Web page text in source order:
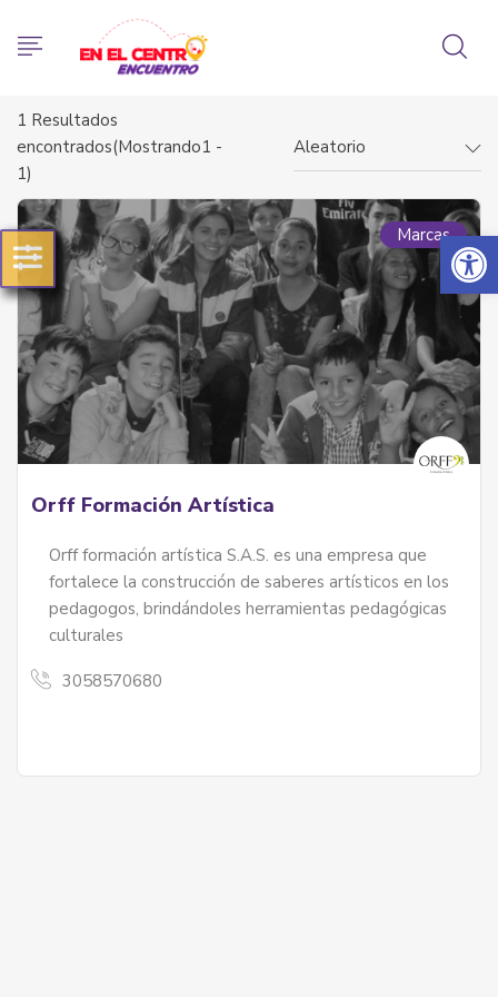
Abrir
1 Resultados
encontrados(Mostrando1 -
1)
Aleatorio
Marcas
Orff Formación Artística
Orff formación artística S.A.S. es una empresa que
fortalece la construcción de saberes artísticos en los
pedagogos, brindándoles herramientas pedagógicas
culturales
3058570680